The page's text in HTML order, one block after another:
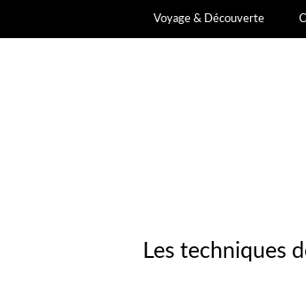
Voyage & Découverte
Les techniques